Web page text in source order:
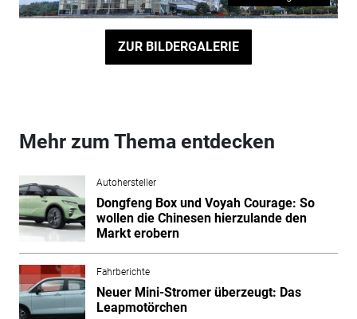
ZUR BILDERGALERIE
Mehr zum Thema entdecken
Autohersteller
Dongfeng Box und Voyah Courage: So
wollen die Chinesen hierzulande den
Markt erobern
Fahrberichte
Neuer Mini-Stromer überzeugt: Das
Leapmotörchen